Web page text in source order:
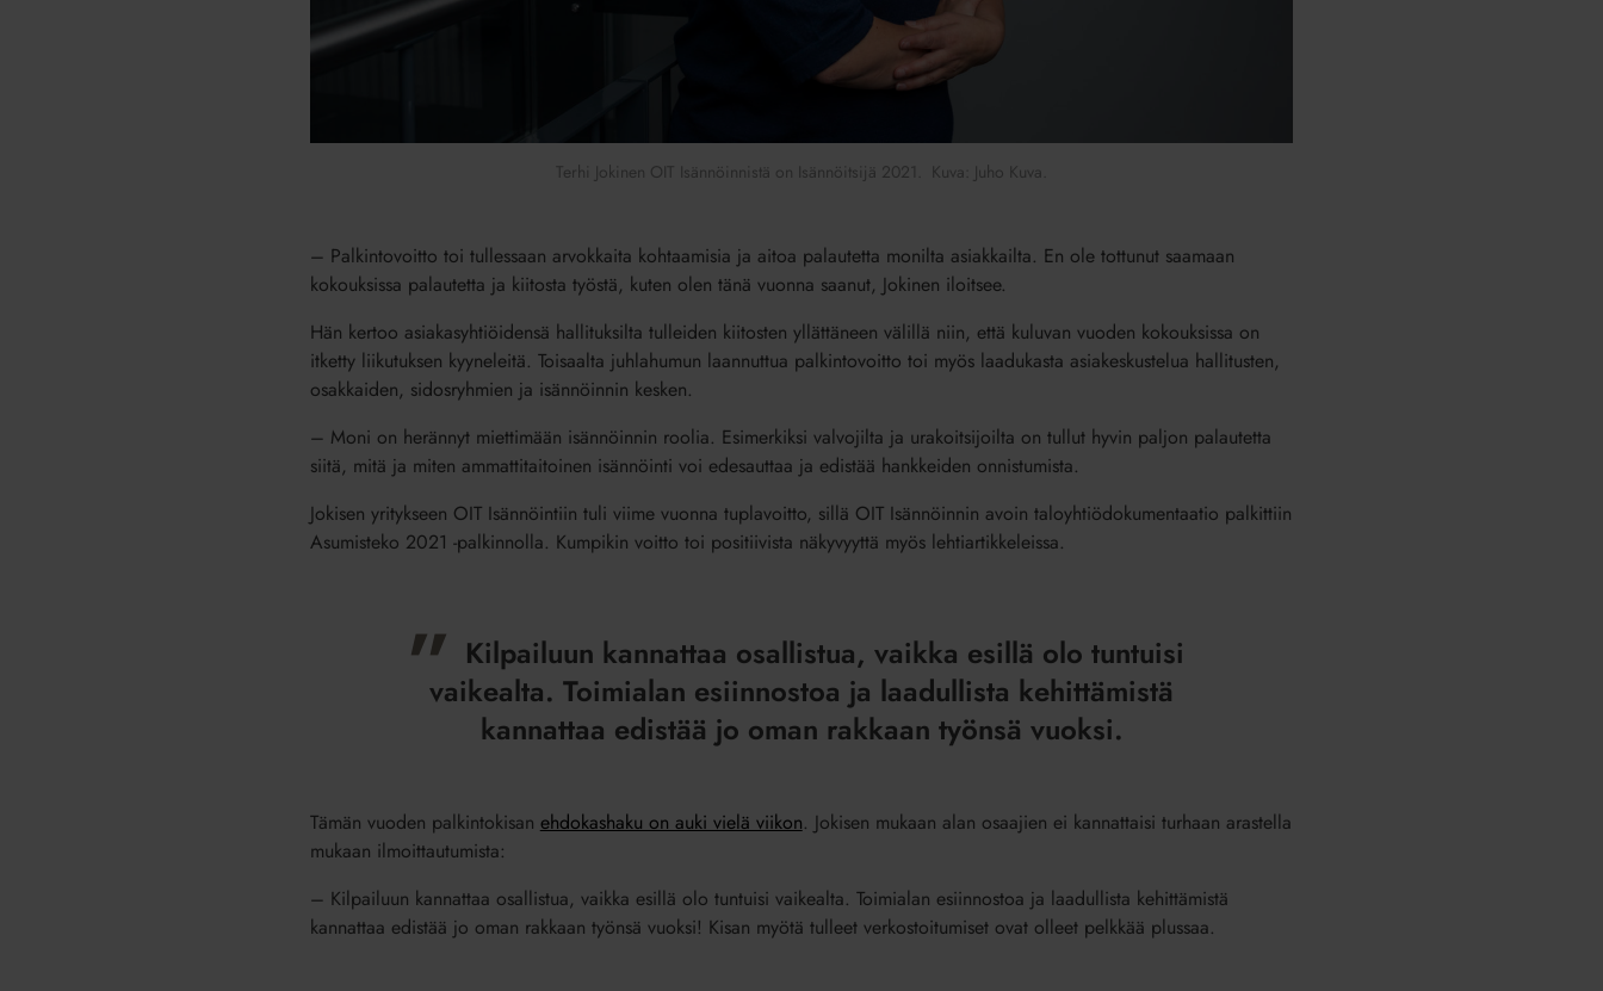
Terhi Jokinen OIT Isännöinnistä on Isännöitsijä 2021. Kuva: Juho Kuva.
– Palkintovoitto toi tullessaan arvokkaita kohtaamisia ja aitoa palautetta monilta asiakkailta. En ole tottunut saamaan
kokouksissa palautetta ja kiitosta työstä, kuten olen tänä vuonna saanut, Jokinen iloitsee.
Hän kertoo asiakasyhtiöidensä hallituksilta tulleiden kiitosten yllättäneen välillä niin, että kuluvan vuoden kokouksissa on
itketty liikutuksen kyyneleitä. Toisaalta juhlahumun laannuttua palkintovoitto toi myös laadukasta asiakeskustelua hallitusten,
osakkaiden, sidosryhmien ja isännöinnin kesken.
– Moni on herännyt miettimään isännöinnin roolia. Esimerkiksi valvojilta ja urakoitsijoilta on tullut hyvin paljon palautetta
siitä, mitä ja miten ammattitaitoinen isännöinti voi edesauttaa ja edistää hankkeiden onnistumista.
Jokisen yritykseen OIT Isännöintiin tuli viime vuonna tuplavoitto, sillä OIT Isännöinnin avoin taloyhtiödokumentaatio palkittiin
Asumisteko 2021 -palkinnolla. Kumpikin voitto toi positiivista näkyvyyttä myös lehtiartikkeleissa.
Kilpailuun kannattaa osallistua, vaikka esillä olo tuntuisi
vaikealta. Toimialan esiinnostoa ja laadullista kehittämistä
kannattaa edistää jo oman rakkaan työnsä vuoksi.
­Tämän vuoden palkintokisan ehdokashaku on auki vielä viikon. Jokisen mukaan alan osaajien ei kannattaisi turhaan arastella
mukaan ilmoittautumista:
– Kilpailuun kannattaa osallistua, vaikka esillä olo tuntuisi vaikealta. Toimialan esiinnostoa ja laadullista kehittämistä
kannattaa edistää jo oman rakkaan työnsä vuoksi! Kisan myötä tulleet verkostoitumiset ovat olleet pelkkää plussaa.